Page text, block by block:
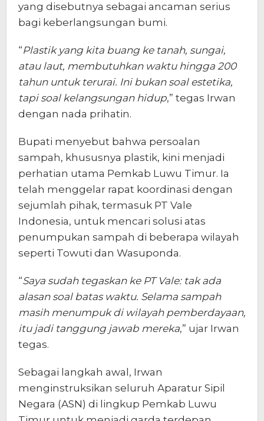
yang disebutnya sebagai ancaman serius
bagi keberlangsungan bumi.
“Plastik yang kita buang ke tanah, sungai,
atau laut, membutuhkan waktu hingga 200
tahun untuk terurai. Ini bukan soal estetika,
tapi soal kelangsungan hidup,” tegas Irwan
dengan nada prihatin.
Bupati menyebut bahwa persoalan
sampah, khususnya plastik, kini menjadi
perhatian utama Pemkab Luwu Timur. Ia
telah menggelar rapat koordinasi dengan
sejumlah pihak, termasuk PT Vale
Indonesia, untuk mencari solusi atas
penumpukan sampah di beberapa wilayah
seperti Towuti dan Wasuponda.
“Saya sudah tegaskan ke PT Vale: tak ada
alasan soal batas waktu. Selama sampah
masih menumpuk di wilayah pemberdayaan,
itu jadi tanggung jawab mereka,” ujar Irwan
tegas.
Sebagai langkah awal, Irwan
menginstruksikan seluruh Aparatur Sipil
Negara (ASN) di lingkup Pemkab Luwu